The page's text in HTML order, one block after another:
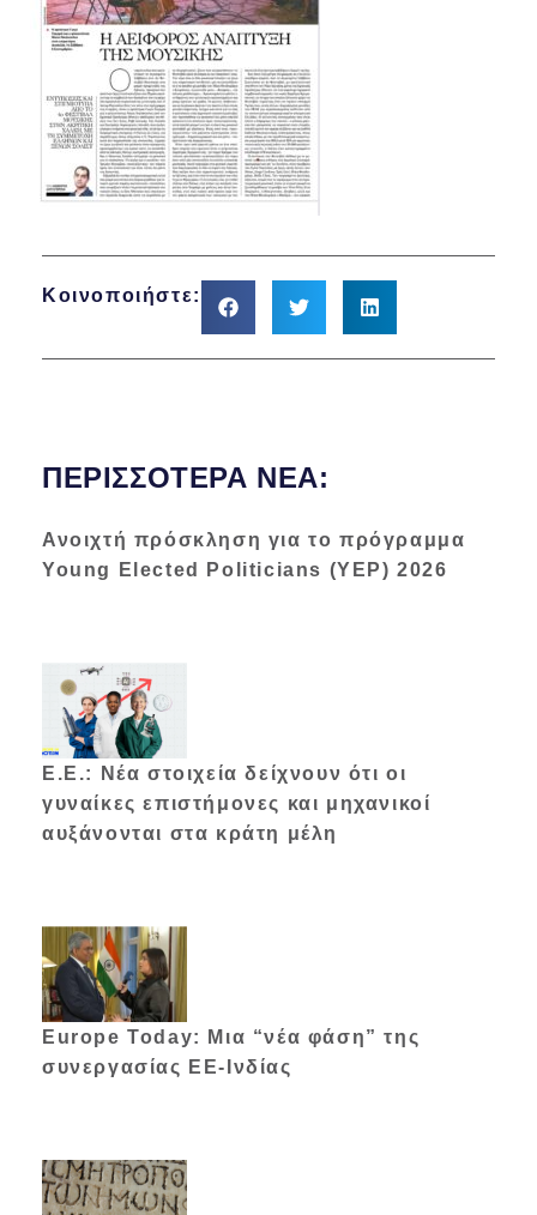
Κοινοποιήστε:
ΠΕΡΙΣΣΌΤΕΡΑ ΝΈΑ:
Ανοιχτή πρόσκληση για το πρόγραμμα
Young Elected Politicians (YEP) 2026
Ε.Ε.: Νέα στοιχεία δείχνουν ότι οι
γυναίκες επιστήμονες και μηχανικοί
αυξάνονται στα κράτη μέλη
Europe Today: Μια “νέα φάση” της
συνεργασίας ΕΕ-Ινδίας